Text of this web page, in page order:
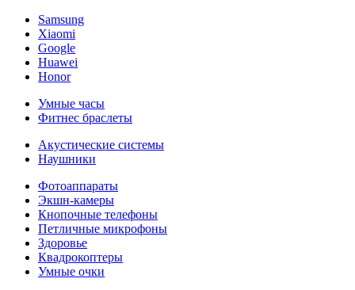
Samsung
Xiaomi
Google
Huawei
Honor
Умные часы
Фитнес браслеты
Акустические системы
Наушники
Фотоаппараты
Экшн-камеры
Кнопочные телефоны
Петличные микрофоны
Здоровье
Квадрокоптеры
Умные очки